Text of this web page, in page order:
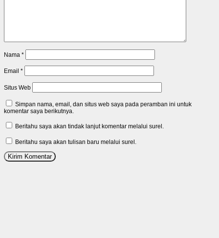
Nama *
Email *
Situs Web
Simpan nama, email, dan situs web saya pada peramban ini untuk
komentar saya berikutnya.
Beritahu saya akan tindak lanjut komentar melalui surel.
Beritahu saya akan tulisan baru melalui surel.